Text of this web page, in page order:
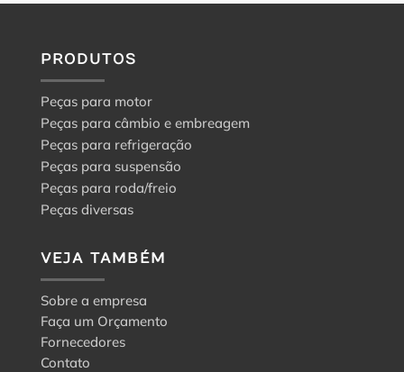
PRODUTOS
Peças para motor
Peças para câmbio e embreagem
Peças para refrigeração
Peças para suspensão
Peças para roda/freio
Peças diversas
VEJA TAMBÉM
Sobre a empresa
Faça um Orçamento
Fornecedores
Contato